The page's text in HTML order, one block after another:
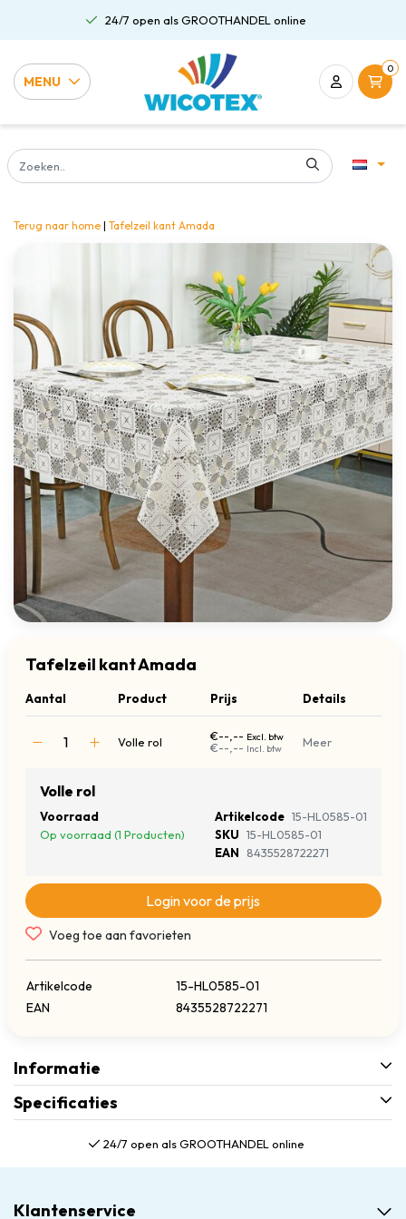
24/7 open als GROOTHANDEL online
MENU
0
Terug naar home | Tafelzeil kant Amada
Tafelzeil kant Amada
Aantal Product Prijs Details
Volle rol €--,-- Excl. btw
€--,-- Incl. btw Meer
Volle rol
Voorraad
Op voorraad (1 Producten)
Artikelcode 15-HL0585-01
SKU 15-HL0585-01
EAN
8435528722271
Login voor de prijs
Voeg toe aan favorieten
Artikelcode
15-HL0585-01
EAN
8435528722271
Informatie
Specificaties
24/7 open als GROOTHANDEL online
Klantenservice